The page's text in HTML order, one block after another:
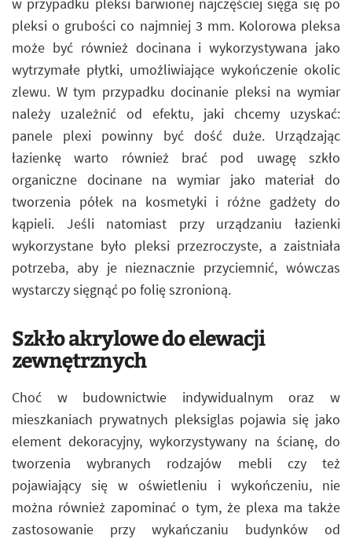
pleksi o grubości co najmniej 3 mm. Kolorowa pleksa
może być również docinana i wykorzystywana jako
wytrzymałe płytki, umożliwiające wykończenie okolic
zlewu. W tym przypadku docinanie pleksi na wymiar
należy uzależnić od efektu, jaki chcemy uzyskać:
panele plexi powinny być dość duże. Urządzając
łazienkę warto również brać pod uwagę szkło
organiczne docinane na wymiar jako materiał do
tworzenia półek na kosmetyki i różne gadżety do
kąpieli. Jeśli natomiast przy urządzaniu łazienki
wykorzystane było pleksi przezroczyste, a zaistniała
potrzeba, aby je nieznacznie przyciemnić, wówczas
wystarczy sięgnąć po folię szronioną.
Szkło akrylowe do elewacji
zewnętrznych
Choć w budownictwie indywidualnym oraz w
mieszkaniach prywatnych pleksiglas pojawia się jako
element dekoracyjny, wykorzystywany na ścianę, do
tworzenia wybranych rodzajów mebli czy też
pojawiający się w oświetleniu i wykończeniu, nie
można również zapominać o tym, że plexa ma także
zastosowanie przy wykańczaniu budynków od